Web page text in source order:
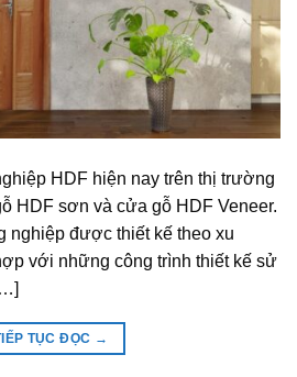
HDF hiện nay trên thị trường
HDF sơn và cửa gỗ HDF Veneer.
nghiệp được thiết kế theo xu
với những công trình thiết kế sử
TỤC ĐỌC →